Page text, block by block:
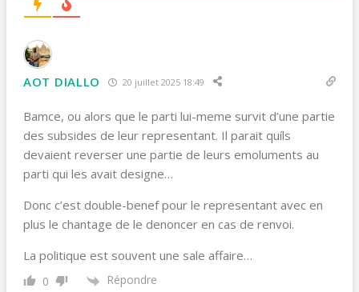
AOT DIALLO 20 juillet 2025 18:49
Bamce, ou alors que le parti lui-meme survit d’une partie
des subsides de leur representant. Il parait quíls
devaient reverser une partie de leurs emoluments au
parti qui les avait designe…
Donc c’est double-benef pour le representant avec en
plus le chantage de le denoncer en cas de renvoi.
La politique est souvent une sale affaire…
0 Répondre